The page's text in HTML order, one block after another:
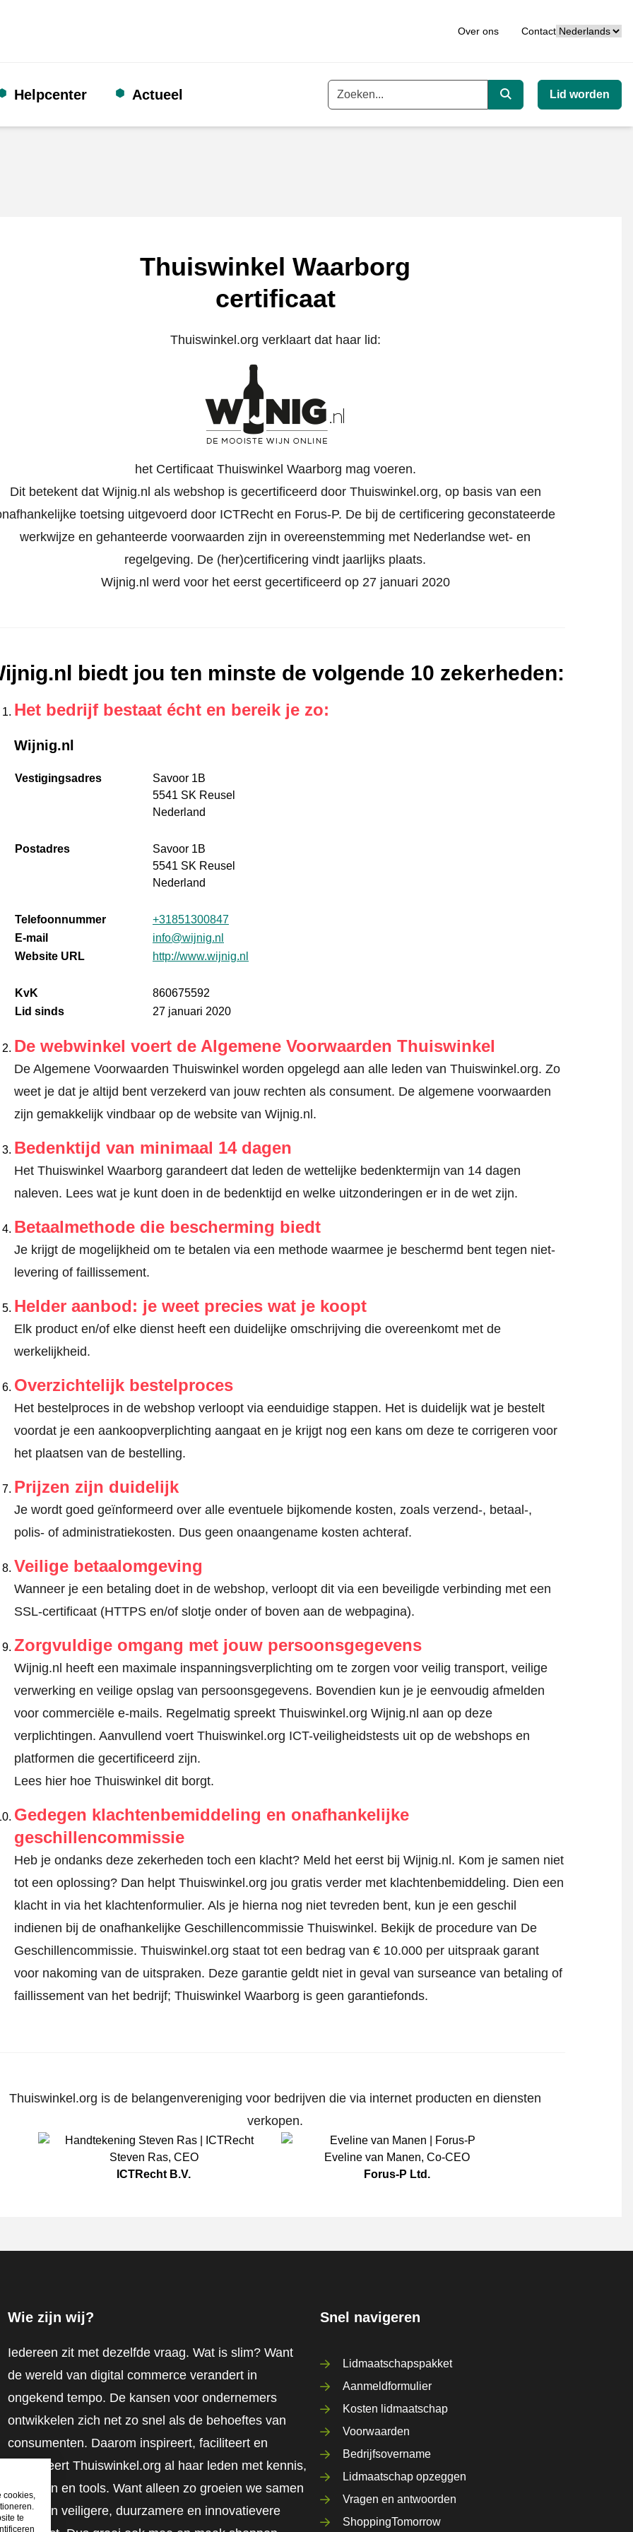
Over ons ContactTaal
Helpcenter Actueel Trefwoord
Zoeken
Lid worden
Thuiswinkel Waarborg
certificaat
Thuiswinkel.org verklaart dat haar lid:
het Certificaat Thuiswinkel Waarborg mag voeren.
Dit betekent dat Wijnig.nl als webshop is gecertificeerd door Thuiswinkel.org, op basis van een
toetsing uitgevoerd door ICTRecht en Forus-P. De bij de certificering geconstateerde
werkwijze en gehanteerde voorwaarden zijn in overeenstemming met Nederlandse wet- en
regelgeving. De (her)certificering vindt jaarlijks plaats.
Wijnig.nl werd voor het eerst gecertificeerd op 27 januari 2020
biedt jou ten minste de volgende 10 zekerheden:
Het bedrijf bestaat écht en bereik je zo:
Wijnig.nl
Vestigingsadres
Savoor 1B
5541 SK Reusel
Nederland
Postadres
Savoor 1B
5541 SK Reusel
Nederland
Telefoonnummer
+31851300847
E-mail
info@wijnig.nl
Website URL
http://www.wijnig.nl
KvK
860675592
Lid sinds
27 januari 2020
De webwinkel voert de Algemene Voorwaarden Thuiswinkel
De Algemene Voorwaarden Thuiswinkel worden opgelegd aan alle leden van Thuiswinkel.org. Zo
weet je dat je altijd bent verzekerd van jouw rechten als consument. De algemene voorwaarden
zijn gemakkelijk vindbaar op de website van Wijnig.nl.
Bedenktijd van minimaal 14 dagen
Het Thuiswinkel Waarborg garandeert dat leden de wettelijke bedenktermijn van 14 dagen
naleven. Lees wat je kunt doen in de bedenktijd en welke uitzonderingen er in de wet zijn.
Betaalmethode die bescherming biedt
Je krijgt de mogelijkheid om te betalen via een methode waarmee je beschermd bent tegen niet-
levering of faillissement.
Helder aanbod: je weet precies wat je koopt
Elk product en/of elke dienst heeft een duidelijke omschrijving die overeenkomt met de
werkelijkheid.
Overzichtelijk bestelproces
Het bestelproces in de webshop verloopt via eenduidige stappen. Het is duidelijk wat je bestelt
voordat je een aankoopverplichting aangaat en je krijgt nog een kans om deze te corrigeren voor
het plaatsen van de bestelling.
Prijzen zijn duidelijk
Je wordt goed geïnformeerd over alle eventuele bijkomende kosten, zoals verzend-, betaal-,
polis- of administratiekosten. Dus geen onaangename kosten achteraf.
Veilige betaalomgeving
Wanneer je een betaling doet in de webshop, verloopt dit via een beveiligde verbinding met een
SSL-certificaat (HTTPS en/of slotje onder of boven aan de webpagina).
Zorgvuldige omgang met jouw persoonsgegevens
Wijnig.nl heeft een maximale inspanningsverplichting om te zorgen voor veilig transport, veilige
verwerking en veilige opslag van persoonsgegevens. Bovendien kun je je eenvoudig afmelden
voor commerciële e-mails. Regelmatig spreekt Thuiswinkel.org Wijnig.nl aan op deze
verplichtingen. Aanvullend voert Thuiswinkel.org ICT-veiligheidstests uit op de webshops en
platformen die gecertificeerd zijn.
Lees hier hoe Thuiswinkel dit borgt.
Gedegen klachtenbemiddeling en onafhankelijke
geschillencommissie
Heb je ondanks deze zekerheden toch een klacht? Meld het eerst bij Wijnig.nl. Kom je samen niet
tot een oplossing? Dan helpt Thuiswinkel.org jou gratis verder met klachtenbemiddeling. Dien een
klacht in via het klachtenformulier. Als je hierna nog niet tevreden bent, kun je een geschil
indienen bij de onafhankelijke Geschillencommissie Thuiswinkel. Bekijk de procedure van De
Geschillencommissie. Thuiswinkel.org staat tot een bedrag van € 10.000 per uitspraak garant
voor nakoming van de uitspraken. Deze garantie geldt niet in geval van surseance van betaling of
faillissement van het bedrijf; Thuiswinkel Waarborg is geen garantiefonds.
Thuiswinkel.org is de belangenvereniging voor bedrijven die via internet producten en diensten
verkopen.
Steven Ras, CEO
ICTRecht B.V.
Eveline van Manen, Co-CEO
Forus-P Ltd.
Wie zijn wij?
Iedereen zit met dezelfde vraag. Wat is slim? Want
de wereld van digital commerce verandert in
ongekend tempo. De kansen voor ondernemers
ontwikkelen zich net zo snel als de behoeftes van
consumenten. Daarom inspireert, faciliteert en
mobiliseert Thuiswinkel.org al haar leden met kennis,
inzichten en tools. Want alleen zo groeien we samen
naar een veiligere, duurzamere en innovatievere
Snel navigeren
Lidmaatschapspakket
Aanmeldformulier
Kosten lidmaatschap
Voorwaarden
Bedrijfsovername
Lidmaatschap opzeggen
Vragen en antwoorden
ShoppingTomorrow
cookies,
te